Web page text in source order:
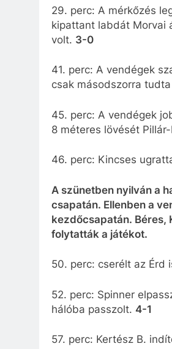
29. perc: A mérkőzés
kipattant labdát Morvai
volt. 3-0
41. perc: A vendégek
csak másodszorra
45. perc: A vendégek
8 méteres lövését
46. perc: Kincses
A szünetben nyilván a
csapatán. Ellenben a
kezdőcsapatán. Béres,
folytatták a játékot.
50. perc: cserélt az Érd
52. perc: Spinner
hálóba passzolt. 4-1
57. perc: Kertész B.